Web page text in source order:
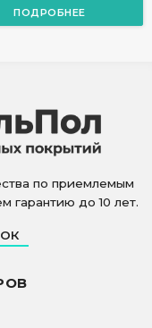
ПОДРОБНЕЕ
по приемлемым
гарантию до 10 лет.